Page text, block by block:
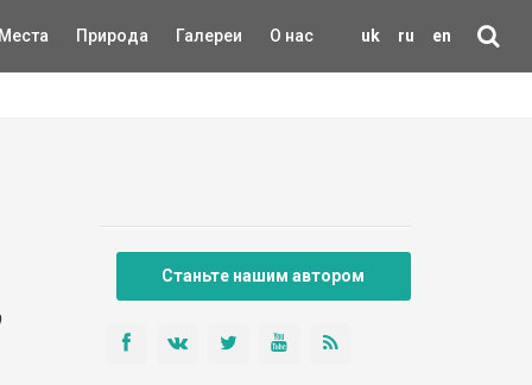
uk ru en
Места Природа Галереи О нас
Станьте нашим автором